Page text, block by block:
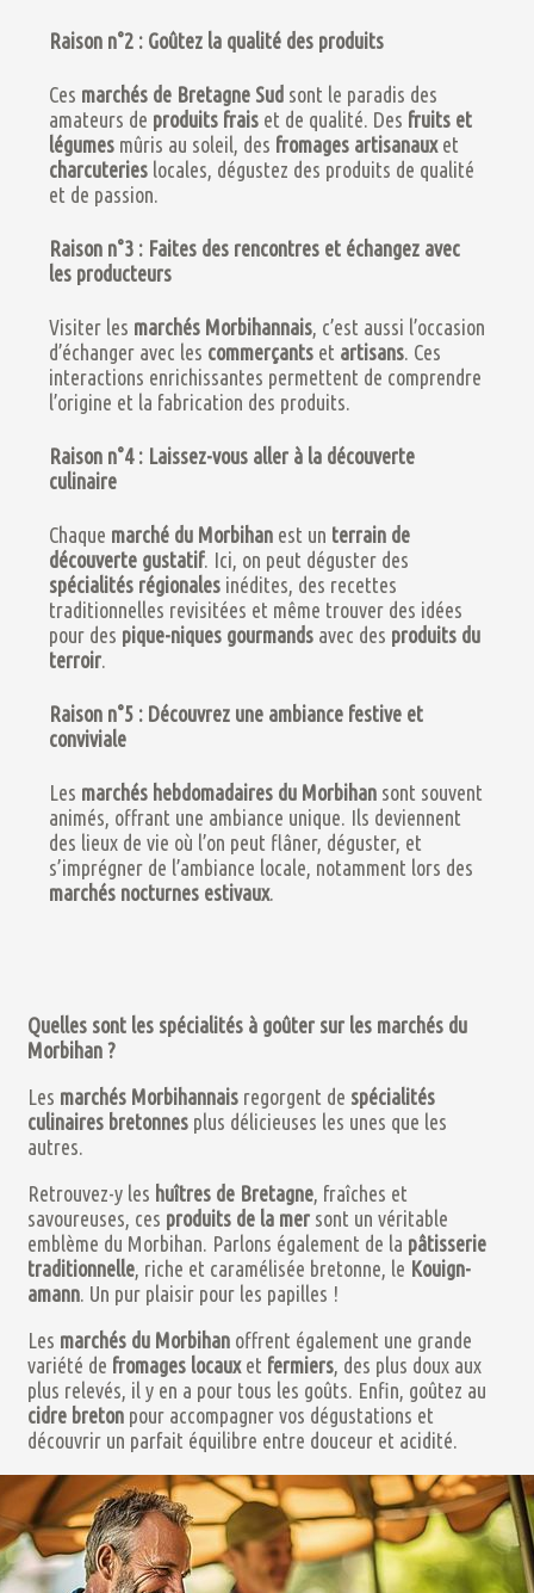
Raison n°2 : Goûtez la qualité des produits
Ces marchés de Bretagne Sud sont le paradis des
amateurs de produits frais et de qualité. Des fruits et
légumes mûris au soleil, des fromages artisanauxet
charcuteries locales, dégustez des produits de qualité
et de passion.
Raison n°3 : Faites des rencontres et échangez avec
les producteurs
Visiter les marchés Morbihannais , c’est aussi l’occasion
d’échanger avec les commerçants et artisans . Ces
interactions enrichissantes permettent de comprendre
l’origine et la fabrication des produits.
Raison n°4 : Laissez-vous aller à la découverte
culinaire
Chaque marché du Morbihan est un terrain de
découverte gustatif. Ici, on peut déguster des
spécialités régionales inédites, des recettes
traditionnelles revisitées et même trouver des idées
pour des pique-niques gourmands avec des produits du
terroir
Raison n°5 : Découvrez une ambiance festive et
conviviale
Les marchés hebdomadaires du Morbihan sont souvent
animés, offrant une ambiance unique. Ils deviennent
des lieux de vie où l’on peut flâner, déguster, et
s’imprégner de l’ambiance locale, notamment lors des
marchés nocturnes estivaux.
Quelles sont les spécialités à goûter sur les marchés du
Morbihan ?
Les marchés Morbihannais regorgent de spécialités
culinaires bretonnes plus délicieuses les unes que les
autres.
Retrouvez-y les huîtres de Bretagne , fraîches et
savoureuses, ces produits de la mer sont un véritable
emblème du Morbihan. Parlons également de la pâtisserie
traditionnelle , riche et caramélisée bretonne, le Kouign-
amann . Un pur plaisir pour les papilles !
Les marchés du Morbihan offrent également une grande
variété de fromages locauxet fermiers , des plus doux aux
plus relevés, il y en a pour tous les goûts. Enfin, goûtez au
cidre breton pour accompagner vos dégustations et
découvrir un parfait équilibre entre douceur et acidité.